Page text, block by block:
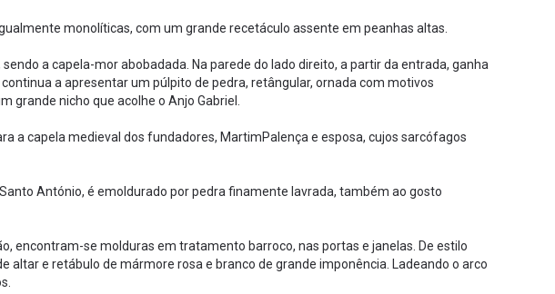
monolíticas, com um grande recetáculo assente em peanhas altas.
a capela-mor abobadada. Na parede do lado direito, a partir da entrada, ganha
a apresentar um púlpito de pedra, retângular, ornada com motivos
grande nicho que acolhe o Anjo Gabriel.
a capela medieval dos fundadores, MartimPalença e esposa, cujos sarcófagos
António, é emoldurado por pedra finamente lavrada, também ao gosto
encontram-se molduras em tratamento barroco, nas portas e janelas. De estilo
e retábulo de mármore rosa e branco de grande imponência. Ladeando o arco